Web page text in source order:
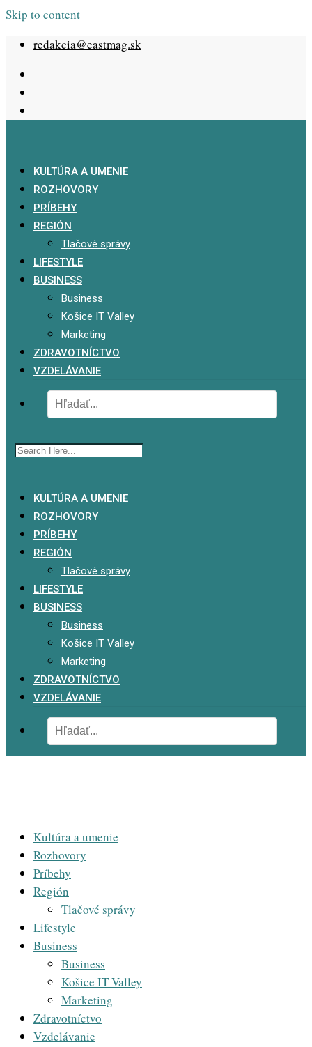
Skip to content
redakcia@eastmag.sk
KULTÚRA A UMENIE
ROZHOVORY
PRÍBEHY
REGIÓN
Tlačové správy
LIFESTYLE
BUSINESS
Business
Košice IT Valley
Marketing
ZDRAVOTNÍCTVO
VZDELÁVANIE
KULTÚRA A UMENIE
ROZHOVORY
PRÍBEHY
REGIÓN
Tlačové správy
LIFESTYLE
BUSINESS
Business
Košice IT Valley
Marketing
ZDRAVOTNÍCTVO
VZDELÁVANIE
Kultúra a umenie
Rozhovory
Príbehy
Región
Tlačové správy
Lifestyle
Business
Business
Košice IT Valley
Marketing
Zdravotníctvo
Vzdelávanie